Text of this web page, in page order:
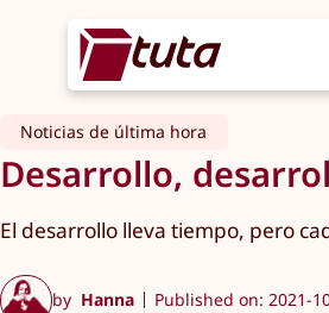
Noticias de última hora
Desarrollo,
El desarrollo lleva tiempo, pero
by Hanna Published on: 2021-